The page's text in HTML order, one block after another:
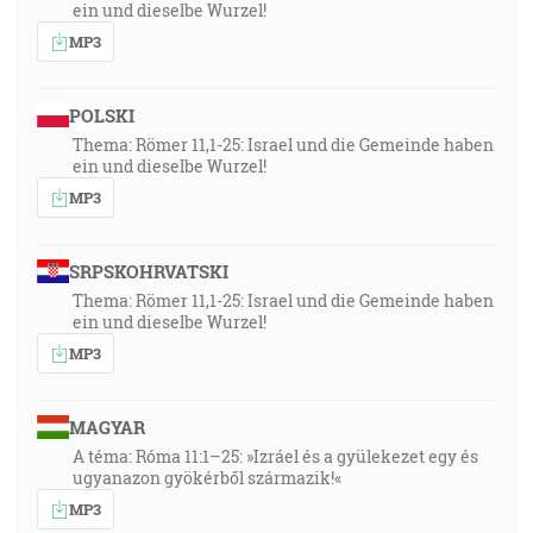
A Ježiš pozrel na nich a povedal: U ľudí je to nemožné,
ale nie u Boha, lebo u Boha je všetko možné. [Mk 10:27]
26:02
A nahradím vám roky, ktoré požrala kobylka, pažravá
chrobač, chrúst a húsenica, moje veľké vojsko, ktoré
som posielal na vás. [Jl 2:25]
27:48
Slová, ktoré vám ja hovorím, sú duch a sú život. [Jn
6:63]
27:50
[Rm 10:17]
27:59
… ktorú máme sťa kotvu duše, bezpečnú a pevnú, a
ein und dieselbe Wurzel!
MP3
POLSKI
Thema: Römer 11,1-25: Israel und die Gemeinde haben
ein und dieselbe Wurzel!
MP3
SRPSKOHRVATSKI
Thema: Römer 11,1-25: Israel und die Gemeinde haben
ein und dieselbe Wurzel!
MP3
MAGYAR
A téma: Róma 11:1–25: »Izráel és a gyülekezet egy és
ugyanazon gyökérből származik!«
MP3